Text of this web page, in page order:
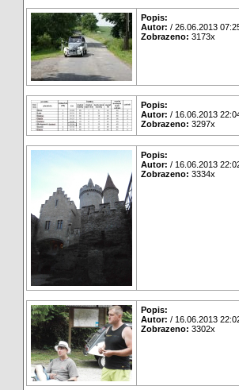
Popis:
Autor: / 26.06.2013
Zobrazeno: 3173x
Popis:
Autor: / 16.06.2013
Zobrazeno: 3297x
Popis:
Autor: / 16.06.2013
Zobrazeno: 3334x
Popis:
Autor: / 16.06.2013
Zobrazeno: 3302x